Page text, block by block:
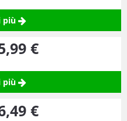
più
99 €
più
49 €